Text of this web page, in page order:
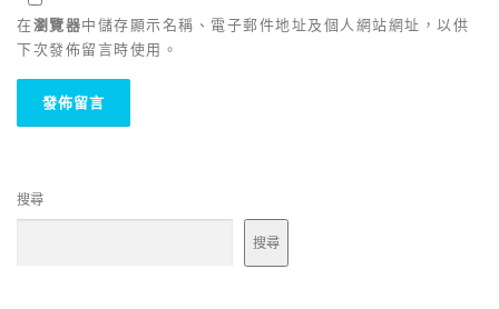
在瀏覽器中儲存顯示名稱、電子郵件地址及個人網站網址，以供
下次發佈留言時使用。
搜尋
搜尋